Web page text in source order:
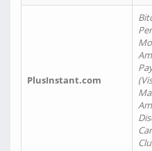
PlusInstant.com